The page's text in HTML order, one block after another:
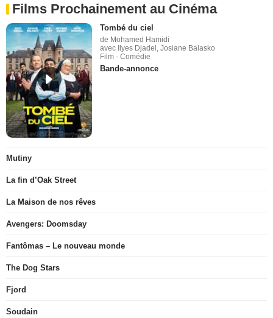
Films Prochainement au Cinéma
Tombé du ciel
de Mohamed Hamidi
avec Ilyes Djadel, Josiane Balasko
Film - Comédie
Bande-annonce
Mutiny
La fin d’Oak Street
La Maison de nos rêves
Avengers: Doomsday
Fantômas – Le nouveau monde
The Dog Stars
Fjord
Soudain